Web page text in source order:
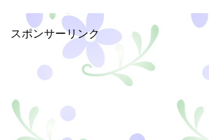
スポンサーリンク